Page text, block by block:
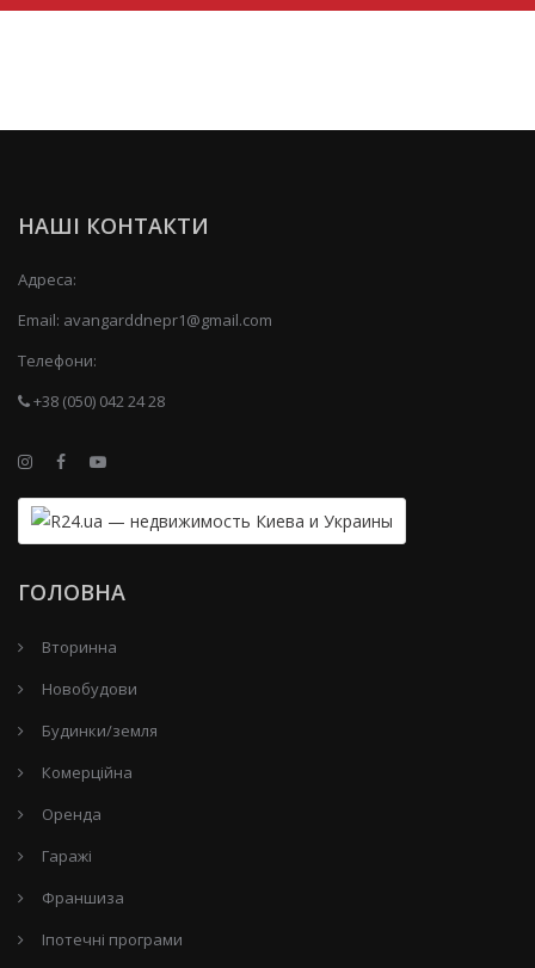
НАШІ КОНТАКТИ
Адреса:
Email: avangarddnepr1@gmail.com
Телефони:
+38 (050) 042 24 28
ГОЛОВНА
Вторинна
Новобудови
Будинки/земля
Комерційна
Оренда
Гаражі
Франшиза
Іпотечні програми